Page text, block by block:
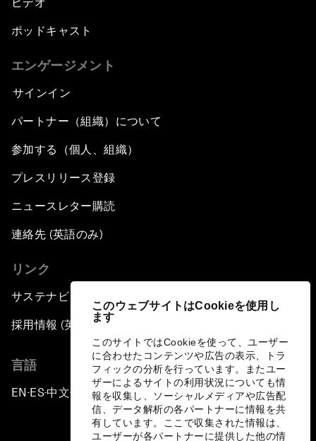
このウェブサイトはCookieを使用し
ます
このサイトではCookieを使って、ユーザー
に合わせたコンテンツや広告の表示、トラ
フィックの分析を行っています。またユー
ザーによるサイトの利用状況についても情
報を収集し、ソーシャルメディアや広告配
信、データ解析の各パートナーに情報を共
有しています。ここで収集された情報は、
ユーザーが各パートナーに提供した他の情
ポッドキャスト
エンゲージメント
サインイン
パートナー（組織）について
参加する（個人、組織）
プレスリリース登録
ニュースレター購読
連絡先 (英語のみ)
リンク
サステナビリティへの取り組み
採用情報 (英語のみ)
言語
EN ▪ES▪中文▪ 日本語